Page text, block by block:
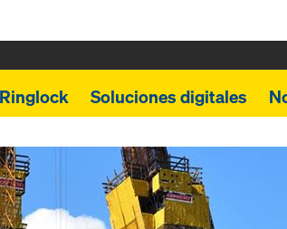
Ringlock Soluciones digitales